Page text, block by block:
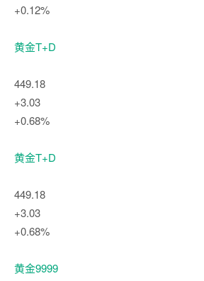
+0.12%
黄金T+D
449.18
+3.03
+0.68%
黄金T+D
449.18
+3.03
+0.68%
黄金9999